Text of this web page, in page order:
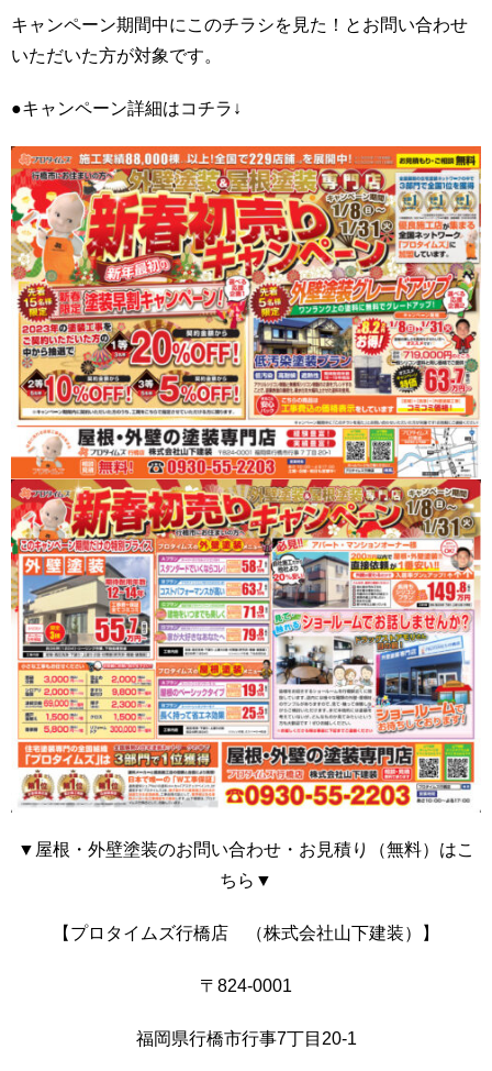
キャンペーン期間中にこのチラシを見た！とお問い合わせ
いただいた方が対象です。
●キャンペーン詳細はコチラ↓
▼屋根・外壁塗装のお問い合わせ・お見積り（無料）はこ
ちら▼
【プロタイムズ行橋店 （株式会社山下建装）】
〒824-0001
福岡県行橋市行事7丁目20-1